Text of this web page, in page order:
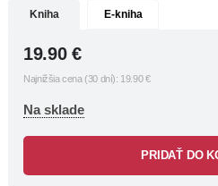
Kniha E-kniha
19.90 €
Najnižšia cena (30 dní): 19.90 €
Na sklade
PRIDAŤ DO